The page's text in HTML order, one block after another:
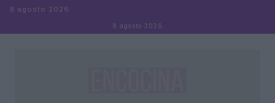
Saltar al contenido
8 agosto 2026
8 agosto 2026